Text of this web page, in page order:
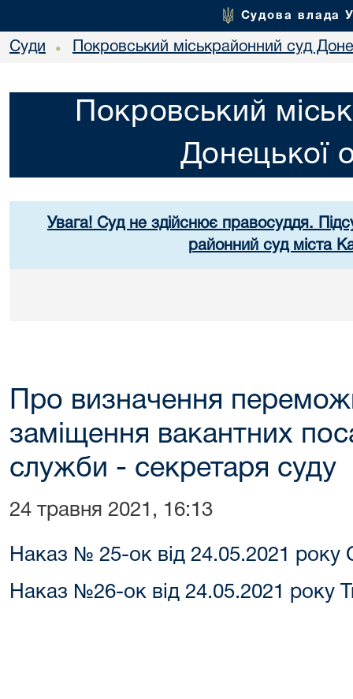
Судова влада
Суди • Покровський міськрайонний суд
Покровський
Донецької
Увага! Суд не здійснює правосуддя.
районний суд міста
Про визначення
заміщення вакантних
служби - секретаря суду
24 травня 2021, 16:13
Наказ № 25-ок від 24.05.2021 року
Наказ №26-ок від 24.05.2021 року